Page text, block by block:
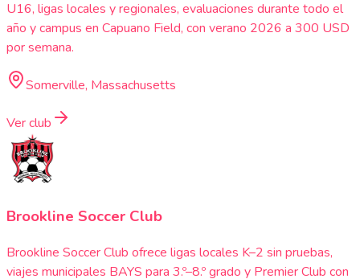
U16, ligas locales y regionales, evaluaciones durante todo el
año y campus en Capuano Field, con verano 2026 a 300 USD
por semana.
Somerville, Massachusetts
Ver club
Brookline Soccer Club
Brookline Soccer Club ofrece ligas locales K–2 sin pruebas,
viajes municipales BAYS para 3.º–8.º grado y Premier Club con